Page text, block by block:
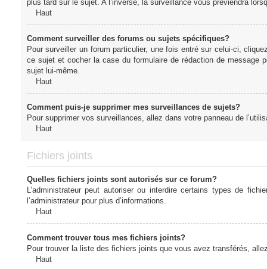
plus tard sur le sujet. A l’inverse, la surveillance vous préviendra
Haut
Comment surveiller des forums ou sujets spécifiques?
Pour surveiller un forum particulier, une fois entré sur celui-ci,
ce sujet et cocher la case du formulaire de rédaction de message
sujet lui-même.
Haut
Comment puis-je supprimer mes surveillances de sujets?
Pour supprimer vos surveillances, allez dans votre panneau de
Haut
Fichiers joints
Quelles fichiers joints sont autorisés sur ce forum?
L’administrateur peut autoriser ou interdire certains types de
l’administrateur pour plus d’informations.
Haut
Comment trouver tous mes fichiers joints?
Pour trouver la liste des fichiers joints que vous avez transférés,
Haut